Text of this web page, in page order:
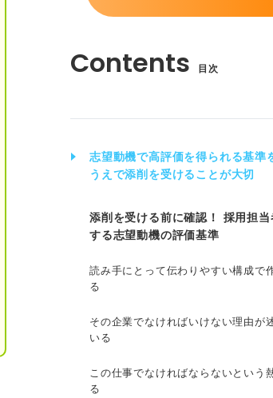
目次
志望動機で高評価を得られる基準
うえで添削を受けることが大切
添削を受ける前に確認！ 採用担当
する志望動機の評価基準
読み手にとって伝わりやすい構成で
る
その企業でなければいけない理由が
いる
この仕事でなければならないという
る